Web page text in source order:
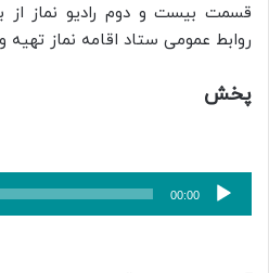
قسمت بیست و دوم رادیو نماز از
روابط عمومی ستاد اقامه نماز
پخش
پخش‌کننده
صوت
00:00